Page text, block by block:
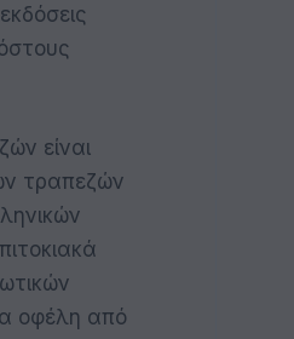
είναι
τραπεζών
οφέλη από